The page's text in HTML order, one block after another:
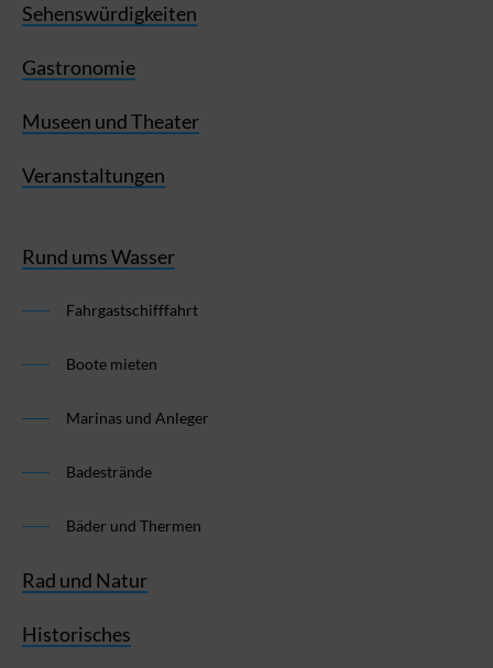
Sehenswürdigkeiten
Gastronomie
Museen und Theater
Veranstaltungen
Rund ums Wasser
Fahrgastschifffahrt
Boote mieten
Marinas und Anleger
Badestrände
Bäder und Thermen
Rad und Natur
Historisches